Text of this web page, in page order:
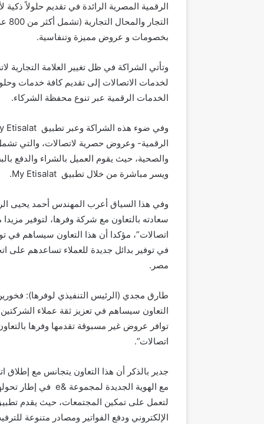
الرقمية المصرية الرائدة في تقديم حلولاً
بخصومات و عروض مميزة وتنفاسية.
وتأتي الشراكة في ظل تغيير العلامة التجارية
لخدمات الاتصالات إلى تقديم كافة خدمات
الخدمات الرقمية عبر تنوع محفظة الشركاء.
وفي ضوء هذه الشراكة وعبر تطبيق Etisalat
الرقمية- وعروض حصرية لاتصالات، والتي
والصحية، حيث يقوم العميل بالشراء والدفع
ويسر مباشرة من خلال تطبيق My Etisalat
.
وفي هذا السياق أعرب المهندس أحمد يحيى
سعادته بالتعاون مع شركة وفرها، لتوفير
اتصالات”، مؤكدا أن هذا التعاون سيساهم في
في توفير بدائل جديدة للعملاء تساعدهم على
مصر.
طارق مجدي (الرئيس التنفيذي لوفرها):
التعاون سيساهم في تعزيز ثقة عملاء
توافر عروض غير مسبوقة تقدمها وفرها
اتصالات”.
جدير بالذكر أن هذا التعاون يتجانس مع إطلاق
مع الهوية الجديدة لمجموعة &e في إطار
لتعمل على تمكين المجتمعات، حيث يقدم
الإلكتروني ودفع الفواتير ومصادر متنوعة